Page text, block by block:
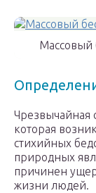
Массовый
Чрезвычайная
которая
стихийных
природных
причинен
жизни людей.